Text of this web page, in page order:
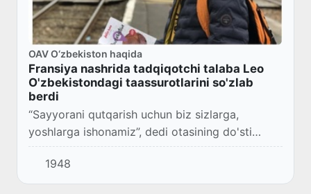
OAV O‘zbеkiston haqida
Fransiya nashrida tadqiqotchi talaba Leo
O'zbekistondagi taassurotlarini so'zlab
berdi
“Sayyorani qutqarish uchun biz sizlarga,
yoshlarga ishonamiz”, dedi otasining do'sti
ketishidan bir-necha kun oldin. Shunday qilib
Fransiyaning Dyunkerk shahrida yashovchi 23
yoshl...
1948